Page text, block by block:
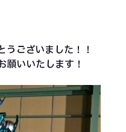
ございました！！
願いいたします！